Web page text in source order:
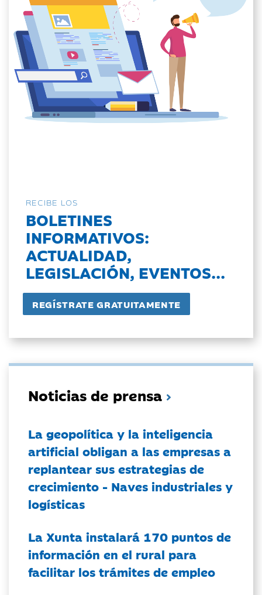
RECIBE LOS
BOLETINES
INFORMATIVOS:
ACTUALIDAD,
LEGISLACIÓN, EVENTOS...
Noticias de prensa
La geopolítica y la inteligencia
artificial obligan a las empresas a
replantear sus estrategias de
crecimiento - Naves industriales y
logísticas
La Xunta instalará 170 puntos de
información en el rural para
facilitar los trámites de empleo